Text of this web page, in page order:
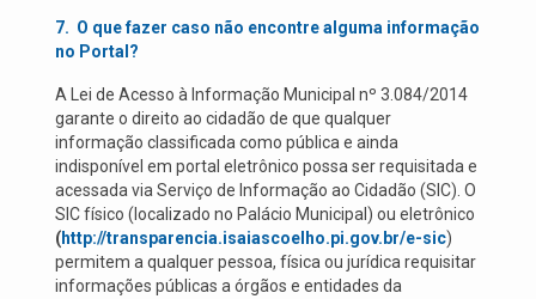
7. O que fazer caso não encontre alguma informação
no Portal?
A Lei de Acesso à Informação Municipal nº 3.084/2014
garante o direito ao cidadão de que qualquer
informação classificada como pública e ainda
indisponível em portal eletrônico possa ser requisitada e
acessada via Serviço de Informação ao Cidadão (SIC). O
SIC físico (localizado no Palácio Municipal) ou eletrônico
(http://transparencia.isaiascoelho.pi.gov.br/e-sic)
permitem a qualquer pessoa, física ou jurídica requisitar
informações públicas a órgãos e entidades da